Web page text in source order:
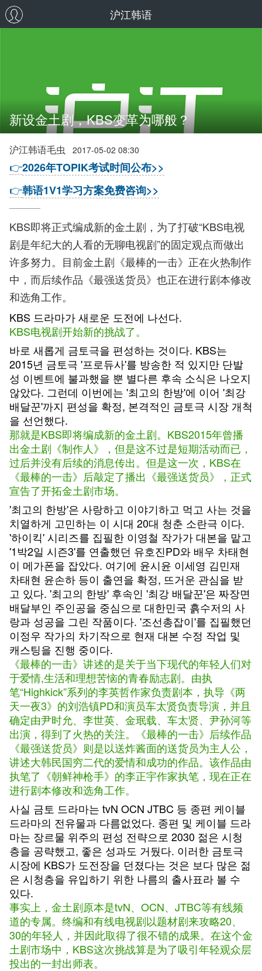
沪江韩语
新设金土剧，KBS变革为哪般？
沪江韩语毛虫 2017-05-02 08:30
👉2026年TOPIK考试时间公布>>
👉韩语1V1学习方案免费咨询>>
KBS即将正式编成新的金土剧，为了打破“KBS电视
剧是年纪大的人看的无聊电视剧”的固定观点而做出
许多努力。目前金土剧《最棒的一击》正在火热制作
中，而后续作品《最强送货员》也正在进行剧本修改
和选角工作。
KBS 드라마가 새로운 도전에 나선다.
KBS电视剧开始新的挑战了。
바로 새롭게 금토극을 편성하는 것이다. KBS는
2015년 금토극 '프로듀사'를 방송한 적 있지만 단발
성 이벤트에 불과했을 뿐 별다른 후속 소식은 나오지
않았다. 그런데 이번에는 '최고의 한방'에 이어 '최강
배달꾼'까지 편성을 확정, 본격적인 금토극 시장 개척
을 선언했다.
那就是KBS即将编成新的金土剧。KBS2015年曾播
出金土剧《制作人》，但是这不过是短期活动而已，
过后并没有后续的消息传出。但是这一次，KBS在
《最棒的一击》后敲定了播出《最强送货员》，正式
宣告了开拓金土剧市场。
'최고의 한방'은 사랑하고 이야기하고 먹고 사는 것을
치열하게 고민하는 이 시대 20대 청춘 소란극 이다.
'하이킥' 시리즈를 집필한 이영철 작가가 대본을 맡고
'1박2일 시즌3'를 연출했던 유호진PD와 배우 차태현
이 메가폰을 잡았다. 여기에 윤시윤 이세영 김민재
차태현 윤손하 등이 출연을 확정, 뜨거운 관심을 받
고 있다. '최고의 한방' 후속인 '최강 배달꾼'은 짜장면
배달부인 주인공을 중심으로 대한민국 흙수저의 사
랑과 성공을 그린 작품이다. '조선총잡이'를 집필했던
이정우 작가의 차기작으로 현재 대본 수정 작업 및
캐스팅을 진행 중이다.
《最棒的一击》讲述的是关于当下现代的年轻人们对
于爱情,生活和理想苦恼的青春励志剧。由执
笔“Highkick”系列的李英哲作家负责剧本，执导《两
天一夜3》的刘浩镇PD和演员车太贤负责导演，并且
确定由尹时允、李世英、金珉载、车太贤、尹孙河等
出演，得到了火热的关注。《最棒的一击》后续作品
《最强送货员》则是以送炸酱面的送货员为主人公，
讲述大韩民国穷二代的爱情和成功的作品。该作品由
执笔了《朝鲜神枪手》的李正宇作家执笔，现在正在
进行剧本修改和选角工作。
사실 금토 드라마는 tvN OCN JTBC 등 종편 케이블
드라마의 전유물과 다름없었다. 종편 및 케이블 드라
마는 장르물 위주의 편성 전략으로 2030 젊은 시청
층을 공략했고, 좋은 성과도 거뒀다. 이러한 금토극
시장에 KBS가 도전장을 던졌다는 것은 보다 많은 젊
은 시청층을 유입하기 위한 나름의 출사표라 볼 수
있다.
事实上，金土剧原本是tvN、OCN、JTBC等有线频
道的专属。终编和有线电视剧以题材剧来攻略20、
30的年轻人，并因此取得了很不错的成果。在这个金
土剧市场中，KBS这次挑战算是为了吸引年轻观众层
投出的一封出师表。